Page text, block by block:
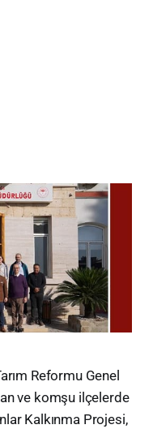
Reformu Genel
ve komşu ilçelerde
Kalkınma Projesi,